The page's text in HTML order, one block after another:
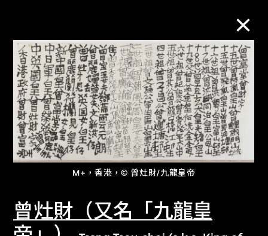
M+，香港，© 曾灶財/九龍皇帝
曾灶財（又名「九龍皇
M+藏品
進一步篩選 搜索
探索世界頂級的二十及二十一世紀視覺